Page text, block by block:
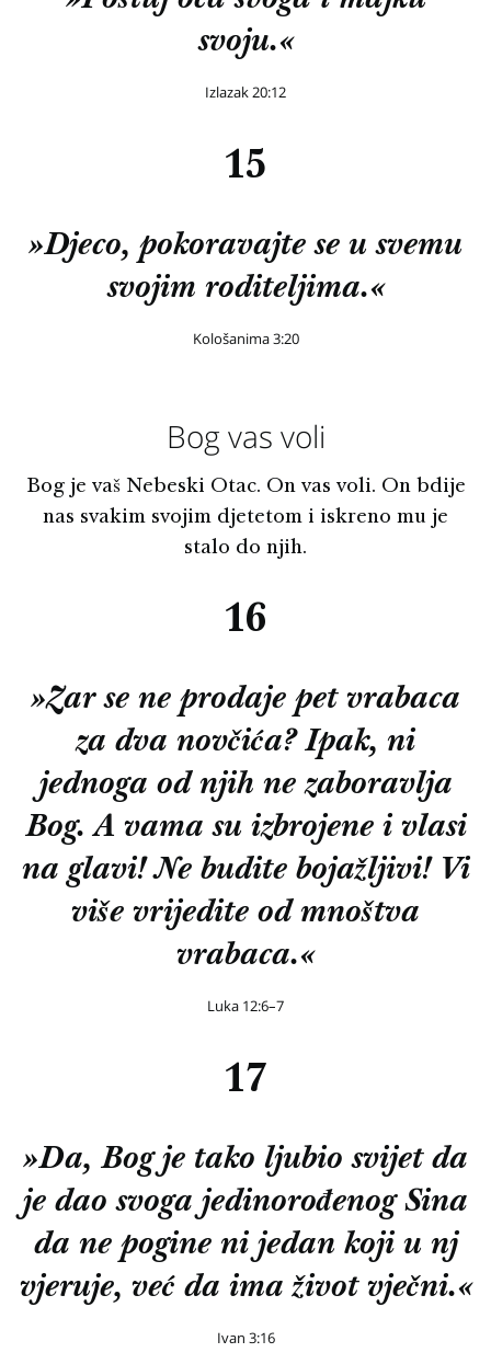
svoju.«
Izlazak 20:12
15
»Djeco, pokoravajte se u svemu
svojim roditeljima.«
Kološanima 3:20
Bog vas voli
Bog je vaš Nebeski Otac. On vas voli. On bdije
nas svakim svojim djetetom i iskreno mu je
stalo do njih.
16
»Zar se ne prodaje pet vrabaca
za dva novčića? Ipak, ni
jednoga od njih ne zaboravlja
Bog. A vama su izbrojene i vlasi
na glavi! Ne budite bojažljivi! Vi
više vrijedite od mnoštva
vrabaca.«
Luka 12:6–7
17
»Da, Bog je tako ljubio svijet da
je dao svoga jedinorođenog Sina
da ne pogine ni jedan koji u nj
vjeruje, već da ima život vječni.«
Ivan 3:16